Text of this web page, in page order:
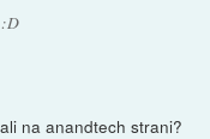
na anandtech strani?